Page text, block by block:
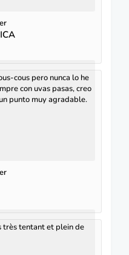
cous pero nunca lo he
con uvas pasas, creo
punto muy agradable.
très tentant et plein de